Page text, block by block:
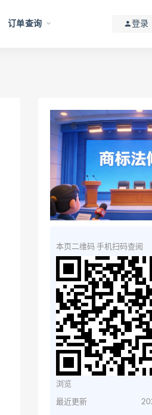
订单查询 登录
本页二维码 手机扫码查阅
浏览
最近更新